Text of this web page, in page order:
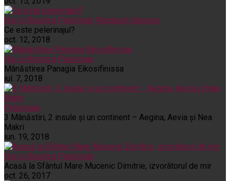
Noi și Biserica Pelerinaje Rânduieli liturgice
Ce este pelerinajul?
oct. 12, 2018
Noi și Biserica Pelerinaje
Mânăstirea Panagia Eikosifinissa
iul. 7, 2018
Pelerinaje
3 Mânăstiri, 2 insule și un continent – Aegina, Aevia și Nea
Makri
iun. 19, 2018
Noi și Biserica Pelerinaje
Acasă la Sfântul Mare Mucenic Dimitrie, izvorâtorul de mir
oct. 26, 2017